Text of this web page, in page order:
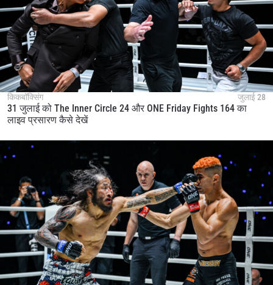
किकबॉक्सिंग जुलाई 28
31 जुलाई को The Inner Circle 24 और ONE Friday Fights 164 का
लाइव प्रसारण कैसे देखें